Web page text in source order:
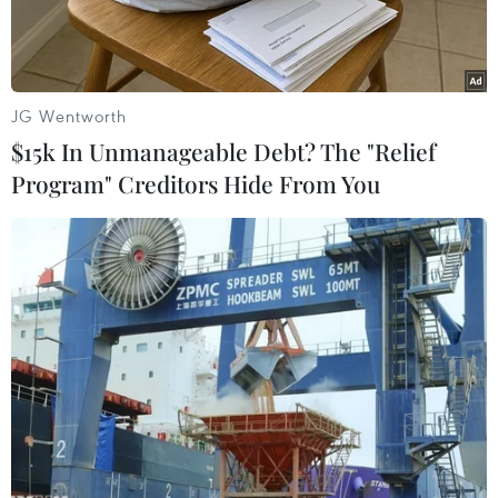
cao, và mối quan ngại đặcbiệt nằm ở các khoản
vay dành cho chính quyền địa phương và khu
vực bất độngsản.
biết trong những năm gần đây,nợ ngân hàng
gia tăng với tốc độ cao trong khi khả năng thanh
toán chưa đượckiểm định đầy đủ.
Ông Lý Dũng cho biết: "Rủi ro tiềm tàng đang
tăng nhanh, nhất là các khoảnvay đã được gia
hạn trong lĩnh vực bất động sản và những
ngành nghề liên quan,cũng như các khoản vay
được đảm bảo cho địa phương mua phương tiện
giao thông."
JG Wentworth
$15k In Unmanageable Debt? The "Relief
Program" Creditors Hide From You